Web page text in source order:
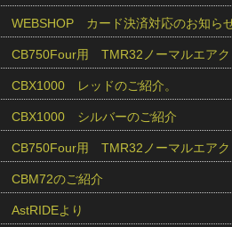
WEBSHOP カード決済対応のお知らせ
CB750Four用 TMR32ノーマルエア
CBX1000 レッドのご紹介。
CBX1000 シルバーのご紹介
CB750Four用 TMR32ノーマルエアク
CBM72のご紹介
AstRIDEより